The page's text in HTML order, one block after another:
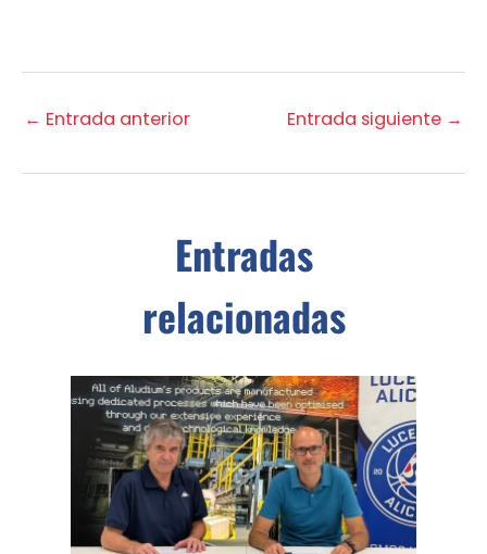
← Entrada anterior Entrada siguiente →
Entradas
relacionadas